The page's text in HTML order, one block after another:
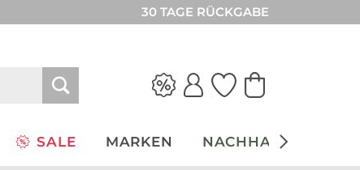
30 TAGE RÜCKGABE
SALE MARKEN NACHHALTIGKEIT